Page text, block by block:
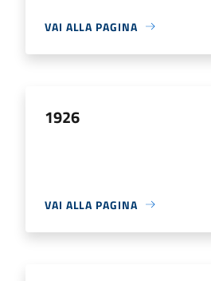
VAI ALLA PAGINA
1926
VAI ALLA PAGINA